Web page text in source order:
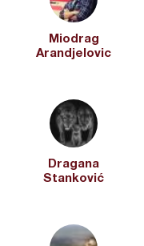
Miodrag
Arandjelovic
Dragana
Stanković